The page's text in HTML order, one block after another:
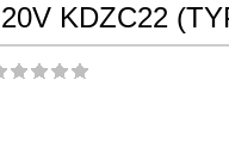
KDZC22